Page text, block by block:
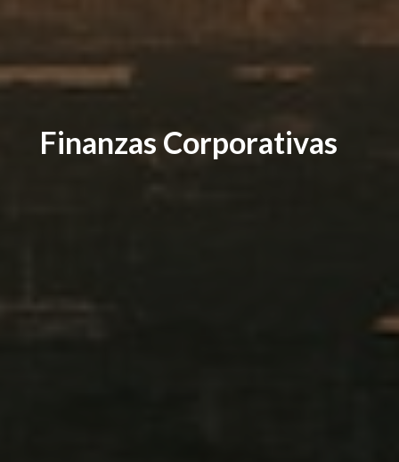
Finanzas Corporativas